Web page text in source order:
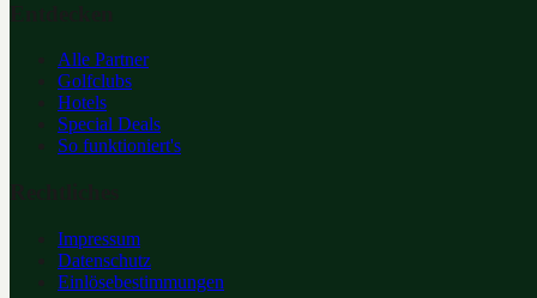
Alle Partner
Golfclubs
Hotels
Special Deals
So funktioniert's
Impressum
Datenschutz
Einlösebestimmungen